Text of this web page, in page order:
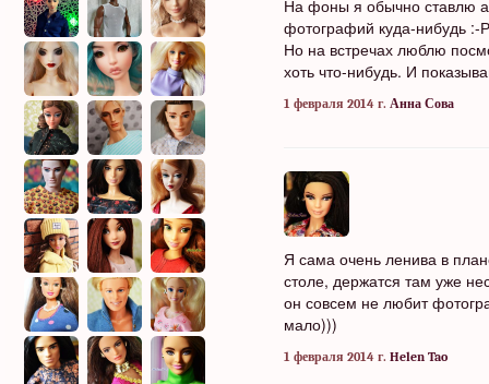
На фоны я обычно ставлю
фотографий куда-нибудь :-Р
Но на встречах люблю
хоть что-нибудь. И
1 февраля 2014 г. Анна Сова
Я сама очень ленива в
столе, держатся там уже
он совсем не любит
мало)))
1 февраля 2014 г. Helen Tao